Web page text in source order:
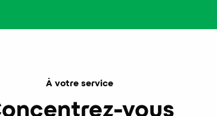
À votre service
vous